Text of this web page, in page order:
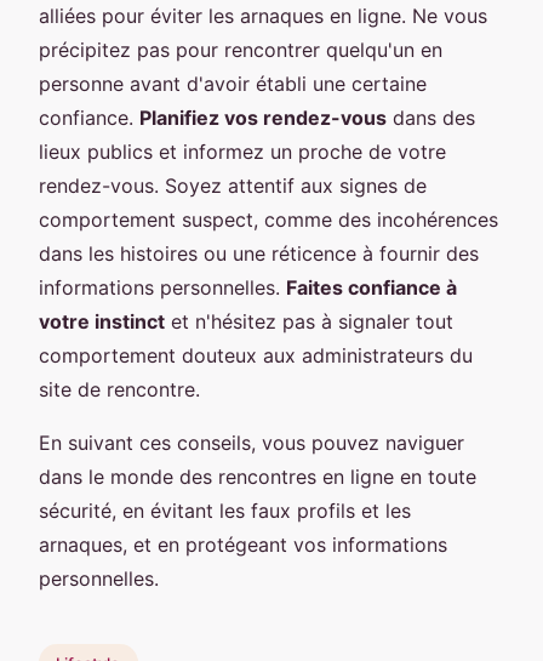
alliées pour éviter les arnaques en ligne. Ne vous
précipitez pas pour rencontrer quelqu'un en
personne avant d'avoir établi une certaine
confiance. Planifiez vos rendez-vous dans des
lieux publics et informez un proche de votre
rendez-vous. Soyez attentif aux signes de
comportement suspect, comme des incohérences
dans les histoires ou une réticence à fournir des
informations personnelles. Faites confiance à
votre instinct et n'hésitez pas à signaler tout
comportement douteux aux administrateurs du
site de rencontre.
En suivant ces conseils, vous pouvez naviguer
dans le monde des rencontres en ligne en toute
sécurité, en évitant les faux profils et les
arnaques, et en protégeant vos informations
personnelles.